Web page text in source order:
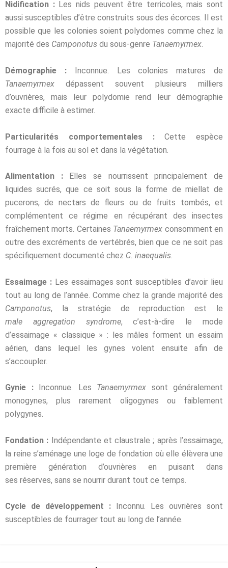
Nidification : Les nids peuvent être terricoles, mais sont
aussi susceptibles d’être construits sous des écorces. Il est
possible que les colonies soient polydomes comme chez la
majorité des Camponotus du sous-genre Tanaemyrmex.
Démographie : Inconnue. Les colonies matures de
Tanaemyrmex dépassent souvent plusieurs milliers
d’ouvrières, mais leur polydomie rend leur démographie
exacte difficile à estimer.
Particularités comportementales :Cette espèce
fourrage à la fois au sol et dans la végétation.
Alimentation : Elles se nourrissent principalement de
liquides sucrés, que ce soit sous la forme de miellat de
pucerons, de nectars de fleurs ou de fruits tombés, et
complémentent cerégime en récupérant des insectes
fraîchement morts. Certaines Tanaemyrmex consommenten
outre des excréments de vertébrés, bien que ce ne soit pas
spécifiquement documenté chez C. inaequalis.
Essaimage : Les essaimages sont susceptibles d’avoir lieu
tout au long de l’année. Comme chez la grande majorité des
Camponotus, la stratégie de reproduction est le
male aggregation syndrome, c’est-à-dire le mode
d’essaimage « classique » : les mâles formentun essaim
aérien, dans lequel les gynes volent ensuite afin de
s’accoupler.
Gynie : Inconnue. Les Tanaemyrmex sont généralement
monogynes, plus rarement oligogynes ou faiblement
polygynes.
Fondation : Indépendante et claustrale ; après l’essaimage,
la reine s’aménage une loge de fondation où elle élèvera une
première génération d’ouvrières en puisant dans
ses réserves, sans se nourrir durant tout ce temps.
Cycle de développement :
Inconnu. Les ouvrières sont
susceptibles de fourrager tout au long de l’année.